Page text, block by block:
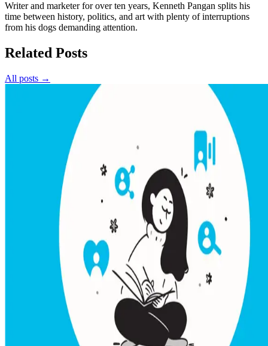
Writer and marketer for over ten years, Kenneth Pangan splits his
time between history, politics, and art with plenty of interruptions
from his dogs demanding attention.
Related Posts
All posts →